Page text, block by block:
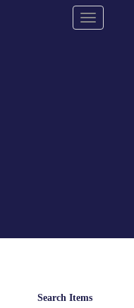
Menu
Search Items